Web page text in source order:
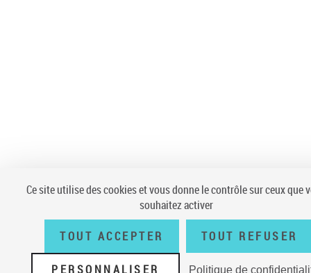
Ce site utilise des cookies et vous donne le contrôle sur ceux que
souhaitez activer
TOUT ACCEPTER TOUT REFUSER
PERSONNALISER Politique de